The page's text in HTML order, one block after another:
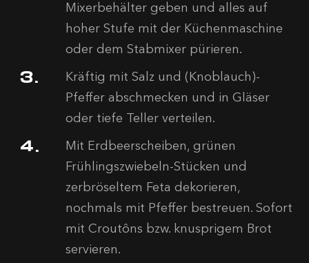
Mixerbehälter geben und alles auf
hoher Stufe mit der Küchenmaschine
oder dem Stabmixer pürieren.
Kräftig mit Salz und (Knoblauch)-
Pfeffer abschmecken und in Gläser
oder tiefe Teller verteilen.
Mit Erdbeerscheiben, grünen
Frühlingszwiebeln-Stücken und
zerbröseltem Feta dekorieren,
nochmals mit Pfeffer bestreuen. Sofort
mit Croutôns bzw. knusprigem Brot
servieren.